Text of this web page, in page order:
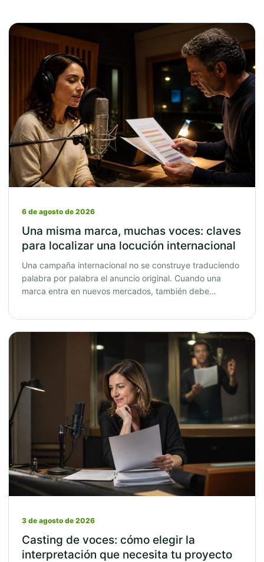
6 de agosto de 2026
Una misma marca, muchas voces: claves
para localizar una locución internacional
Una campaña internacional no se construye traduciendo
palabra por palabra el anuncio original. Cuando una
marca entra en nuevos mercados, también debe…
3 de agosto de 2026
Casting de voces: cómo elegir la
interpretación que necesita tu proyecto